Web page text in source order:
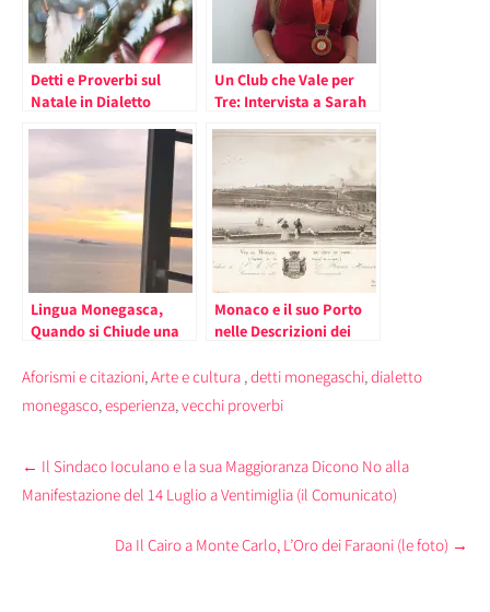
Detti e Proverbi sul
Natale in Dialetto
Un Club che Vale per
Tre: Intervista a Sarah
del Rotaract Prince
Albert I Monaco
Lingua Monegasca,
Quando si Chiude una
Monaco e il suo Porto
nelle Descrizioni dei
Aforismi e citazioni, Arte e cultura , detti monegaschi, dialetto
monegasco, esperienza, vecchi proverbi
Post
navigation
← Il Sindaco Ioculano e la sua Maggioranza Dicono No alla
Manifestazione del 14 Luglio a Ventimiglia (il Comunicato)
Da Il Cairo a Monte Carlo, L’Oro dei Faraoni (le foto) →